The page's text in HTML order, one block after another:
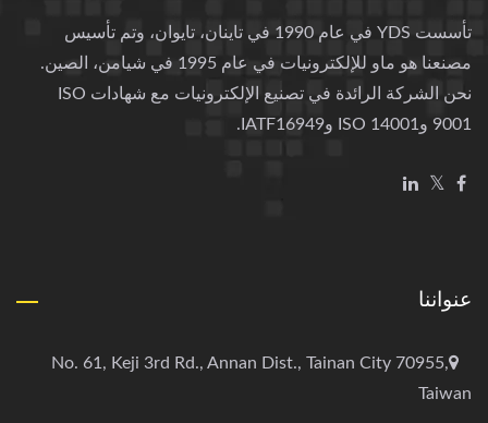
تأسست YDS في عام 1990 في تاينان، تايوان، وتم تأسيس
مصنعنا هو ماو للإلكترونيات في عام 1995 في شيامن، الصين.
نحن الشركة الرائدة في تصنيع الإلكترونيات مع شهادات ISO
9001 وISO 14001 وIATF16949.
عنواننا
No. 61, Keji 3rd Rd., Annan Dist., Tainan City 70955,
Taiwan